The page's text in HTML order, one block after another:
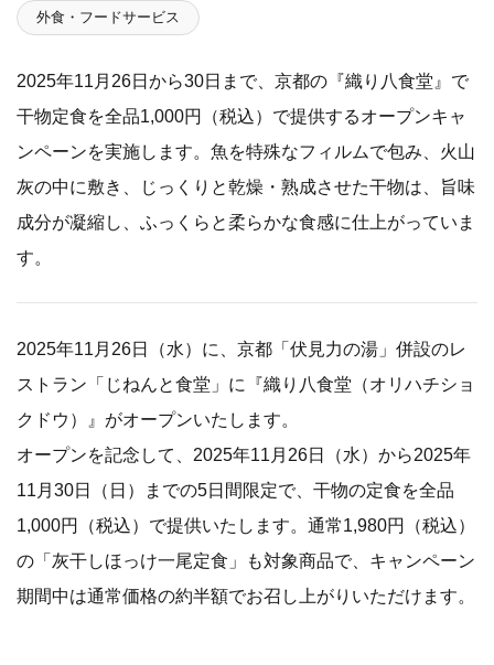
外食・フードサービス
2025年11月26日から30日まで、京都の『織り八食堂』で
干物定食を全品1,000円（税込）で提供するオープンキャ
ンペーンを実施します。魚を特殊なフィルムで包み、火山
灰の中に敷き、じっくりと乾燥・熟成させた干物は、旨味
成分が凝縮し、ふっくらと柔らかな食感に仕上がっていま
す。
2025年11月26日（水）に、京都「伏見力の湯」併設のレ
ストラン「じねんと食堂」に『織り八食堂（オリハチショ
クドウ）』がオープンいたします。
オープンを記念して、2025年11月26日（水）から2025年
11月30日（日）までの5日間限定で、干物の定食を全品
1,000円（税込）で提供いたします。通常1,980円（税込）
の「灰干しほっけ一尾定食」も対象商品で、キャンペーン
期間中は通常価格の約半額でお召し上がりいただけます。